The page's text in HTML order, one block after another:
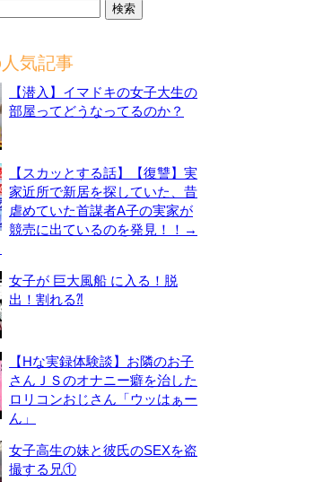
気記事
【潜入】イマドキの女子大生の
部屋ってどうなってるのか？
【スカッとする話】【復讐】実
家近所で新居を探していた、昔
虐めていた首謀者A子の実家が
競売に出ているのを発見！！→
女子が 巨大風船 に入る！脱
出！割れる⁈
【Hな実録体験談】お隣のお子
さんＪＳのオナニー癖を治した
ロリコンおじさん「ウッはぁー
ん」
女子高生の妹と彼氏のSEXを盗
撮する兄①